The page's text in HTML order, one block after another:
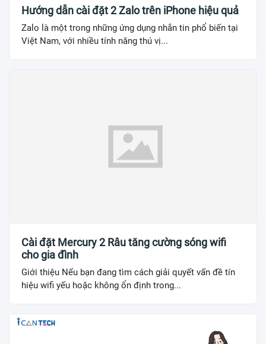
Hướng dẫn cài đặt 2 Zalo trên iPhone hiệu quả
Zalo là một trong những ứng dụng nhắn tin phổ biến tại
Việt Nam, với nhiều tính năng thú vị...
Cài đặt Mercury 2 Râu tăng cường sóng wifi
cho gia đình
Giới thiệu Nếu bạn đang tìm cách giải quyết vấn đề tín
hiệu wifi yếu hoặc không ổn định trong...